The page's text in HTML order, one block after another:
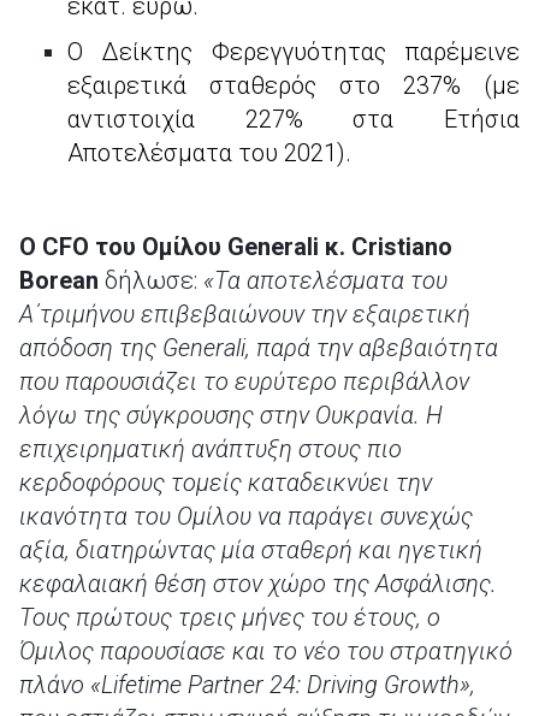
Ο Δείκτης Φερεγγυότητας παρέμεινε
εξαιρετικά σταθερός στο 237% (με
αντιστοιχία 227% στα Ετήσια
Αποτελέσματα του 2021).
Ο CFO του Ομίλου Generali κ. Cristiano
Borean δήλωσε: «Τα αποτελέσματα του
Α΄τριμήνου επιβεβαιώνουν την εξαιρετική
απόδοση της Generali, παρά την αβεβαιότητα
που παρουσιάζει το ευρύτερο περιβάλλον
λόγω της σύγκρουσης στην Ουκρανία. Η
επιχειρηματική ανάπτυξη στους πιο
κερδοφόρους τομείς καταδεικνύει την
ικανότητα του Ομίλου να παράγει συνεχώς
αξία, διατηρώντας μία σταθερή και ηγετική
κεφαλαιακή θέση στον χώρο της Ασφάλισης.
Τους πρώτους τρεις μήνες του έτους, ο
Όμιλος παρουσίασε και το νέο του στρατηγικό
πλάνο «Lifetime Partner 24: Driving Growth»,